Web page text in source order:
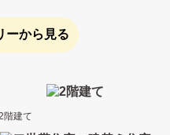
ーから見る
階建て